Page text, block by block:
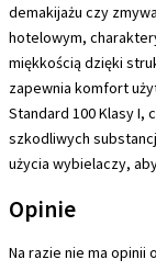
demakijażu czy
hotelowym,
miękkością dzięki
zapewnia komfort
Standard 100 Klasy
szkodliwych
użycia wybielaczy,
Opinie
Na razie nie ma opinii